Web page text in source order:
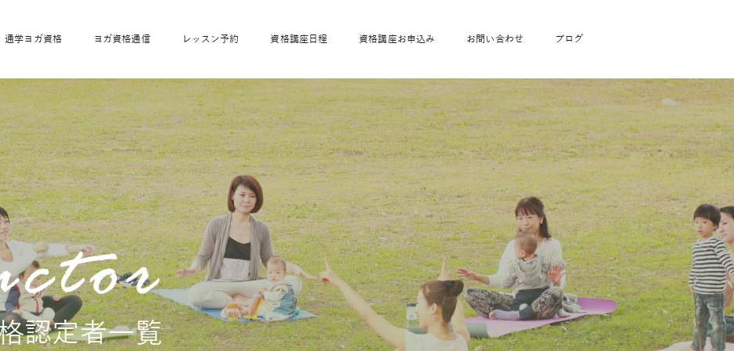
認定者一覧
ジオ概要 直営校ブログ
開業サポート
JAHAnavi
トップメインに戻る
通学ヨガ資格
の声 養成講座お申込み
全米ヨガRYT200
骨盤スリムヨガ®通学
ベビーヨガ＆ママヨガ通学
リトル＆キッズヨガ通学
エモーションヨガ®通学
ベビーマッサージ通学
美ママピラティス通学
フローヨガ1DAY講座
ベビママピラティス1DAY講座
ヨガ資格講座価格の一覧表
ヨガ資格通信
ガW通信 ベビー「ピラティス＆ヨガ」W通信 リトル＆キッズヨガ通信
JAHA資格講座一覧
ヨガ資格講座価格の一覧表
卒業生の声
レッスン予約
ヨガ詳細 出張ヨガ・オフィスヨガ
妊活ヨガ
マタニティヨガ
産後ヨガ
ベビママヨガ
キッズヨガ
ベビーチャクラマッサージ
toysrus無料体験会
babypark無料体験会
アクサ生命無料体験会
JAHAnavi Lesson
資格講座日程
キッズヨガ
美ママピラティ
ス
エモーションヨ
ガ®
ベビーマッサー
ジ
オンライン講座
資格講座お申込み お問い合わせ ブログ